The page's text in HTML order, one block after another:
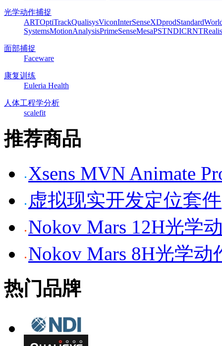
光学动作捕捉
ARTOptiTrackQualisysViconInterSenseXDprodStandard
SystemsMotionAnalysisPrimeSenseMesaPSTNDICRNTRealis
面部捕捉
Faceware
康复训练
Euleria Health
人体工程学分析
scalefit
推荐商品
Xsens MVN Animate
虚拟现实开发定位套件
Nokov Mars 12H光学
Nokov Mars 8H光学动
热门品牌